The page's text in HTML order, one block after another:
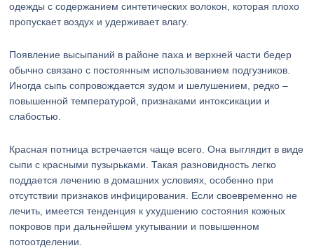
одежды с содержанием синтетических волокон, которая плохо
пропускает воздух и удерживает влагу.
Появление высыпаний в районе паха и верхней части бедер
обычно связано с постоянным использованием подгузников.
Иногда сыпь сопровождается зудом и шелушением, редко –
повышенной температурой, признаками интоксикации и
слабостью.
Красная потница встречается чаще всего. Она выглядит в виде
сыпи с красными пузырьками. Такая разновидность легко
поддается лечению в домашних условиях, особенно при
отсутствии признаков инфицирования. Если своевременно не
лечить, имеется тенденция к ухудшению состояния кожных
покровов при дальнейшем укутывании и повышенном
потоотделении.